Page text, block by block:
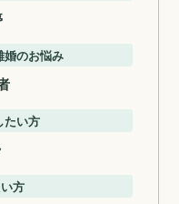
婚のお悩み
たい方
方